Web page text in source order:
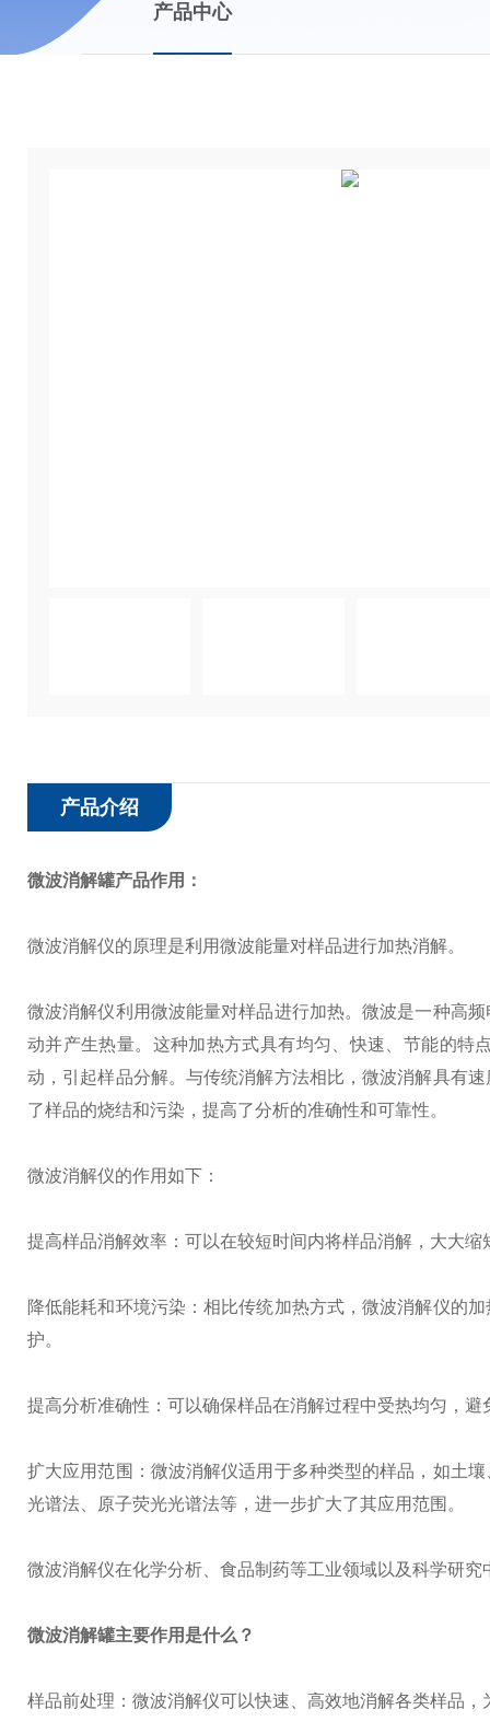
产品中心
产品介绍
微波消解罐产品作用：
微波消解仪的原理是利用微波能量对样品进行加热消解。
微波消解仪利用微波能量对样品进行加热。微波是一种高
动并产生热量。这种加热方式具有均匀、快速、节能的特
动，引起样品分解。与传统消解方法相比，微波消解具有
了样品的烧结和污染，提高了分析的准确性和可靠性。
微波消解仪的作用如下：
提高样品消解效率：可以在较短时间内将样品消解，大大
降低能耗和环境污染：相比传统加热方式，微波消解仪的
护。
提高分析准确性：可以确保样品在消解过程中受热均匀，
扩大应用范围：微波消解仪适用于多种类型的样品，如土
光谱法、原子荧光光谱法等，进一步扩大了其应用范围。
微波消解仪在化学分析、食品制药等工业领域以及科学研究
微波消解罐主要作用是什么？
样品前处理：微波消解仪可以快速、高效地消解各类样品